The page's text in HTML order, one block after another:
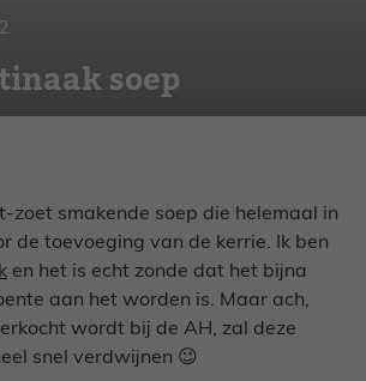
soep
zoet smakende soep die helemaal in
de toevoeging van de kerrie. Ik ben
en het is echt zonde dat het bijna
aan het worden is. Maar ach,
wordt bij de AH, zal deze
snel verdwijnen 😉